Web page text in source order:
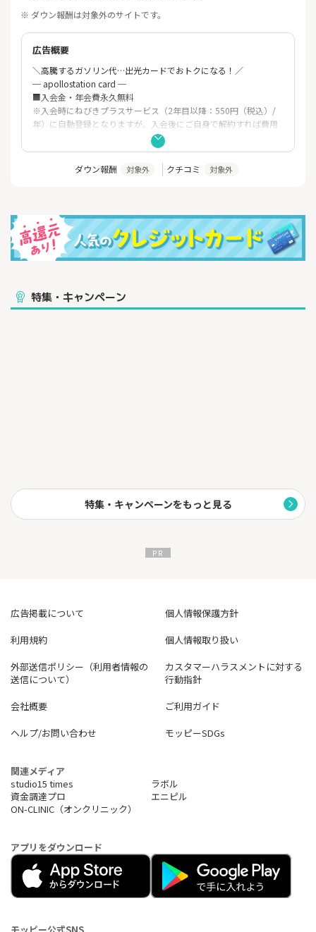
※ ダウン報酬は対象外のサイトです。
広告概要
＼高騰するガソリン代…出光カードでおトクになる！／
─ apollostation card ─
■入会金・年会費永久無料
※入会時にねびきプラスサービス（2年目以降：550円（税込）/
年）に自動登録となりますが、入会後にご自身で解約すれば費用
※有料オプションサービスにご登録の場合は、別途年会費がかか
■apollostationで給油の際に「apollostation
■さらにねびきプラスサービスでご登録で最大10円/L引き！
■有料道路の料金所でスピーディな通行をサポートする「ETCカ
ード」も、年会費無料！
ダウン報酬 対象外 クチコミ 対象外
特集・キャンペーン
特集・キャンペーンをもっと見る
広告掲載について
個人情報保護方針
利用規約
個人情報取り扱い
外部送信ポリシー（利用者情報の
送信について）
カスタマーハラスメントに対する
行動指針
会社概要
ご利用ガイド
ヘルプ/お問い合わせ
モッピーSDGs
関連メディア
studio15 times
ラボル
資金調達プロ
エニピル
ON-CLINIC（オンクリニック）
アプリをダウンロード